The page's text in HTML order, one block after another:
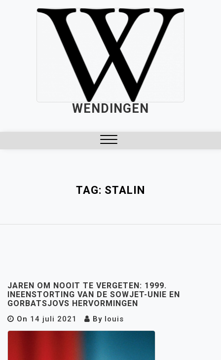
WENDINGEN
TAG: STALIN
JAREN OM NOOIT TE VERGETEN: 1999.
INEENSTORTING VAN DE SOWJET-UNIE EN
GORBATSJOVS HERVORMINGEN
On 14 juli 2021 By louis